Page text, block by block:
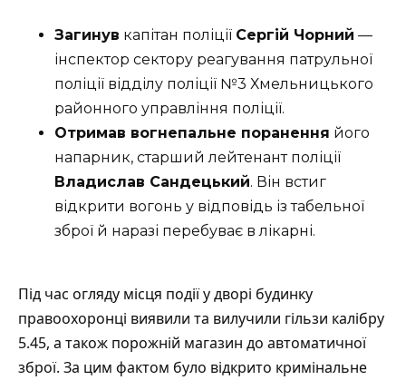
Загинув капітан поліції Сергій Чорний —
інспектор сектору реагування патрульної
поліції відділу поліції №3 Хмельницького
районного управління поліції.
Отримав вогнепальне поранення його
напарник, старший лейтенант поліції
Владислав Сандецький. Він встиг
відкрити вогонь у відповідь із табельної
зброї й наразі перебуває в лікарні.
Під час огляду місця події у дворі будинку
правоохоронці виявили та вилучили гільзи калібру
5.45, а також порожній магазин до автоматичної
зброї. За цим фактом було відкрито кримінальне